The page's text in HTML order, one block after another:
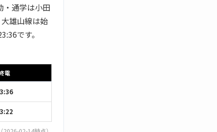
・通学は小田
雄山線は始
です。
電